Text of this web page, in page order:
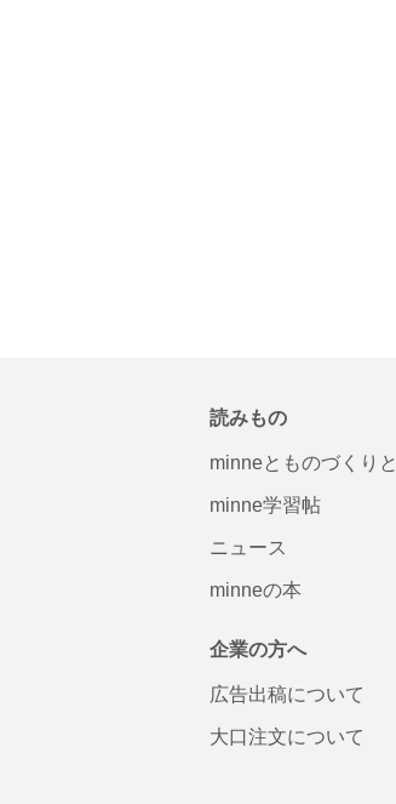
読みもの
minneとものづくりと
minne学習帖
ニュース
minneの本
企業の方へ
広告出稿について
大口注文について